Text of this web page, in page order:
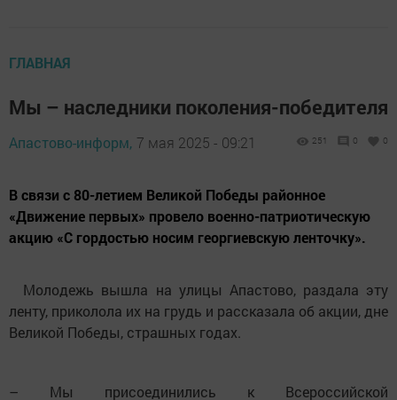
ГЛАВНАЯ
Мы – наследники поколения-победителя
Апастово-информ, 7 мая 2025 - 09:21 251 0 0
В связи с 80-летием Великой Победы районное
«Движение первых» провело военно-патриотическую
акцию «С гордостью носим георгиевскую ленточку».
Молодежь вышла на улицы Апастово, раздала эту
ленту, приколола их на грудь и рассказала об акции, дне
Великой Победы, страшных годах.
– Мы присоединились к Всероссийской